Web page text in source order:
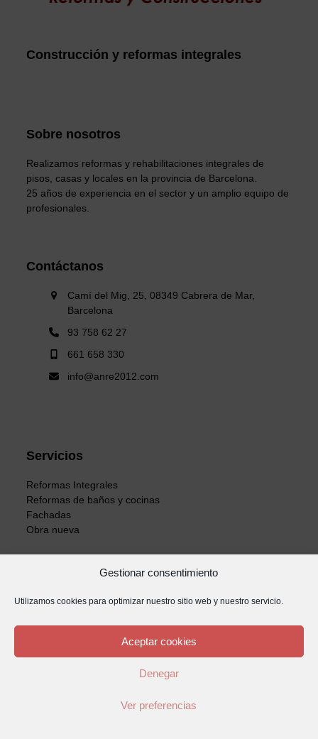
Gestionar consentimiento
Utilizamos cookies para optimizar nuestro sitio web y nuestro servicio.
Aceptar cookies
Denegar
Ver preferencias
Construcción y reformas integrales
Sobre nosotros
Realizamos reformas y rehabilitaciones integrales de
pisos, casas y locales en la provincia de Barcelona.
25 años de experiencia en el sector y un amplio equipo de
profesionales.
Contáctanos
Camí del Mig, 25, 08349 Cabrera de Mar,
Barcelona
93 758 62 27
661 658 330
info@anre2012.com
Servicios
Reformas Integrales
Reformas de baños y cocinas
Fachadas
Obra nueva
Reformas integrales en Alella
Reformas integrales en Granollers